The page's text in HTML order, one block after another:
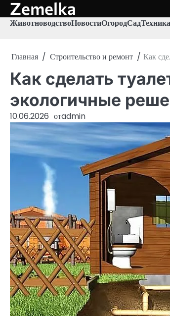
Перейти
к
содержимому
Zemelka
ЖивотноводствоНовостиОгородСадТехника
Главная Строительство и ремонт Как
Как сделать
экологичные
10.06.2026 отadmin